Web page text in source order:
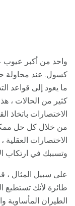
واحد من أكبر عيوب
كسول. عند محاولة
ما يعود إلى قواعد
كثير من الحالات ،
الاختصارات باتخاذ
من خلال كل حل
الاختصارات العقلية
وتسببك في ارتكاب
على سبيل المثال ،
طائرة لأنك تستطيع
الطيران المأساوية